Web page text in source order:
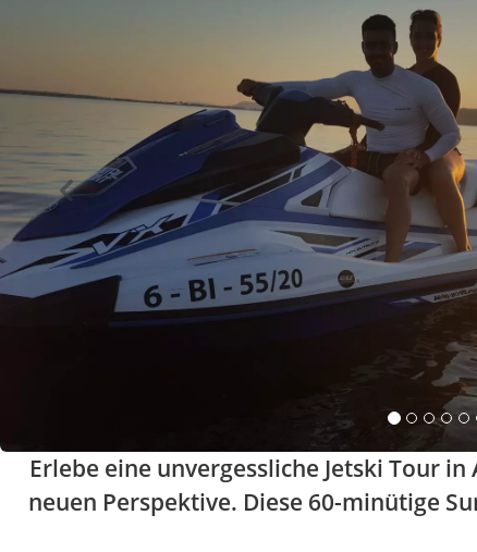
Erlebe eine unvergessliche Jetski Tour
neuen Perspektive. Diese 60-minütige